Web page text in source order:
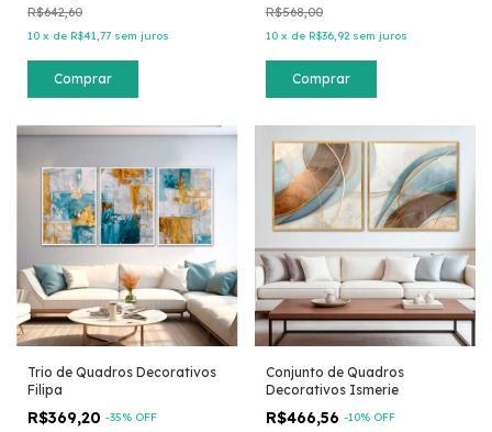
R$642,60
10 x de R$41,77 sem juros
Comprar
R$568,00
10 x de R$36,92 sem juros
Comprar
Trio de Quadros Decorativos
Filipa
R$369,20 -35% OFF
Conjunto de Quadros
Decorativos Ismerie
R$466,56 -10% OFF